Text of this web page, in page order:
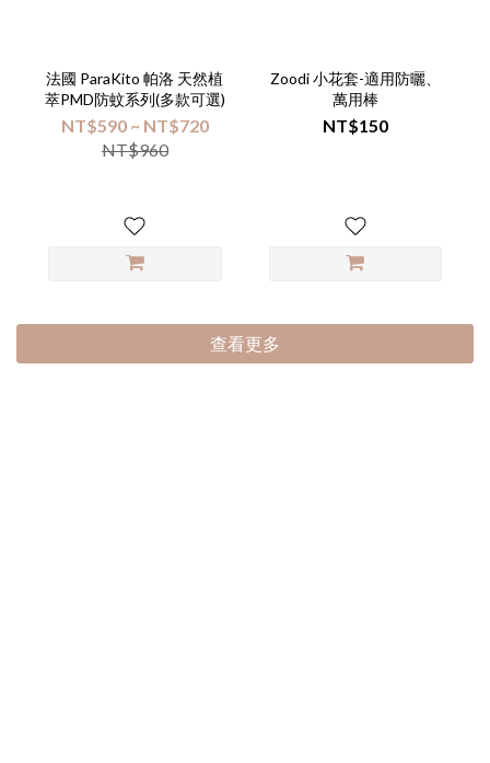
法國 ParaKito 帕洛 天然植
萃PMD防蚊系列(多款可選)
NT$590 ~ NT$720
NT$960
Zoodi 小花套-適用防曬、
萬用棒
NT$150
查看更多